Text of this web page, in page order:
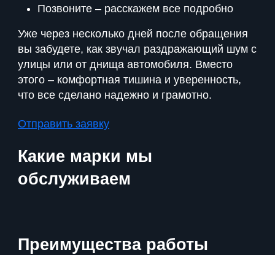
Позвоните – расскажем все подробно
Уже через несколько дней после обращения
вы забудете, как звучал раздражающий шум с
улицы или от днища автомобиля. Вместо
этого – комфортная тишина и уверенность,
что все сделано надежно и грамотно.
Отправить заявку
Какие марки мы
обслуживаем
Преимущества работы